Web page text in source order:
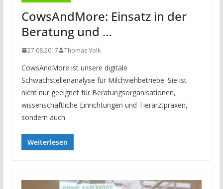
CowsAndMore: Einsatz in der
Beratung und …
27.08.2017 Thomas Volk
CowsAndMore ist unsere digitale
Schwachstellenanalyse für Milchviehbetriebe. Sie ist
nicht nur geeignet für Beratungsorganisationen,
wissenschaftliche Einrichtungen und Tierarztpraxen,
sondern auch
Weiterlesen